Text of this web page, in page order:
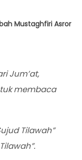
h Mustaghfiri Asror
Jum’at,
membaca
Tilawah”